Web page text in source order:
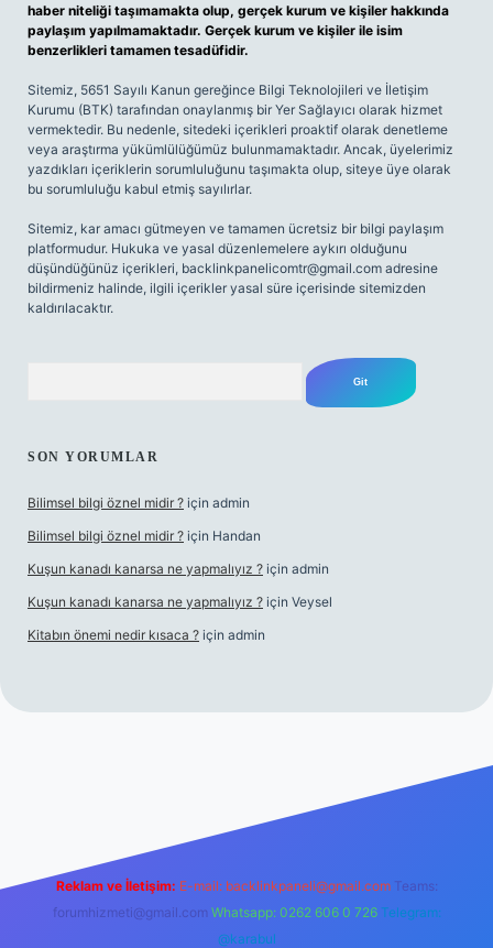
haber niteliği taşımamakta olup, gerçek kurum ve kişiler hakkında
paylaşım yapılmamaktadır. Gerçek kurum ve kişiler ile isim
benzerlikleri tamamen tesadüfidir.
Sitemiz, 5651 Sayılı Kanun gereğince Bilgi Teknolojileri ve İletişim
Kurumu (BTK) tarafından onaylanmış bir Yer Sağlayıcı olarak hizmet
vermektedir. Bu nedenle, sitedeki içerikleri proaktif olarak denetleme
veya araştırma yükümlülüğümüz bulunmamaktadır. Ancak, üyelerimiz
yazdıkları içeriklerin sorumluluğunu taşımakta olup, siteye üye olarak
bu sorumluluğu kabul etmiş sayılırlar.
Sitemiz, kar amacı gütmeyen ve tamamen ücretsiz bir bilgi paylaşım
platformudur. Hukuka ve yasal düzenlemelere aykırı olduğunu
düşündüğünüz içerikleri, backlinkpanelicomtr@gmail.com adresine
bildirmeniz halinde, ilgili içerikler yasal süre içerisinde sitemizden
kaldırılacaktır.
SON YORUMLAR
Bilimsel bilgi öznel midir ? için admin
Bilimsel bilgi öznel midir ? için Handan
Kuşun kanadı kanarsa ne yapmalıyız ? için admin
Kuşun kanadı kanarsa ne yapmalıyız ? için Veysel
Kitabın önemi nedir kısaca ? için admin
Reklam ve İletişim: E-mail: backlinkpaneli@gmail.com Teams:
forumhizmeti@gmail.com Whatsapp: 0262 606 0 726 Telegram:
@karabul